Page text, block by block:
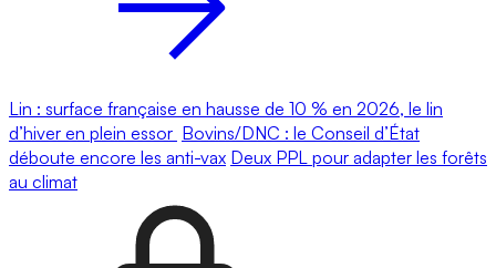
Lin : surface française en hausse de 10 % en 2026, le lin
d’hiver en plein essor Bovins/DNC : le Conseil d’État
déboute encore les anti-vax Deux PPL pour adapter les forêts
au climat